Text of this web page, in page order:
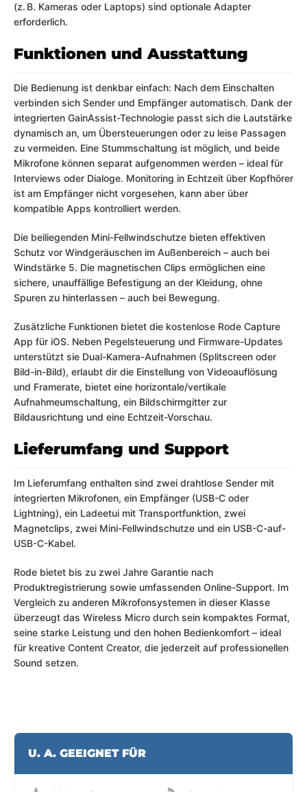
(z. B. Kameras oder Laptops) sind optionale Adapter
erforderlich.
Funktionen und Ausstattung
Die Bedienung ist denkbar einfach: Nach dem Einschalten
verbinden sich Sender und Empfänger automatisch. Dank der
integrierten GainAssist-Technologie passt sich die Lautstärke
dynamisch an, um Übersteuerungen oder zu leise Passagen
zu vermeiden. Eine Stummschaltung ist möglich, und beide
Mikrofone können separat aufgenommen werden – ideal für
Interviews oder Dialoge. Monitoring in Echtzeit über Kopfhörer
ist am Empfänger nicht vorgesehen, kann aber über
kompatible Apps kontrolliert werden.
Die beiliegenden Mini-Fellwindschutze bieten effektiven
Schutz vor Windgeräuschen im Außenbereich – auch bei
Windstärke 5. Die magnetischen Clips ermöglichen eine
sichere, unauffällige Befestigung an der Kleidung, ohne
Spuren zu hinterlassen – auch bei Bewegung.
Zusätzliche Funktionen bietet die kostenlose Rode Capture
App für iOS. Neben Pegelsteuerung und Firmware-Updates
unterstützt sie Dual-Kamera-Aufnahmen (Splitscreen oder
Bild-in-Bild), erlaubt dir die Einstellung von Videoauflösung
und Framerate, bietet eine horizontale/vertikale
Aufnahmeumschaltung, ein Bildschirmgitter zur
Bildausrichtung und eine Echtzeit-Vorschau.
Lieferumfang und Support
Im Lieferumfang enthalten sind zwei drahtlose Sender mit
integrierten Mikrofonen, ein Empfänger (USB-C oder
Lightning), ein Ladeetui mit Transportfunktion, zwei
Magnetclips, zwei Mini-Fellwindschutze und ein USB-C-auf-
USB-C-Kabel.
Rode bietet bis zu zwei Jahre Garantie nach
Produktregistrierung sowie umfassenden Online-Support. Im
Vergleich zu anderen Mikrofonsystemen in dieser Klasse
überzeugt das Wireless Micro durch sein kompaktes Format,
seine starke Leistung und den hohen Bedienkomfort – ideal
für kreative Content Creator, die jederzeit auf professionellen
Sound setzen.
U. A. GEEIGNET FÜR